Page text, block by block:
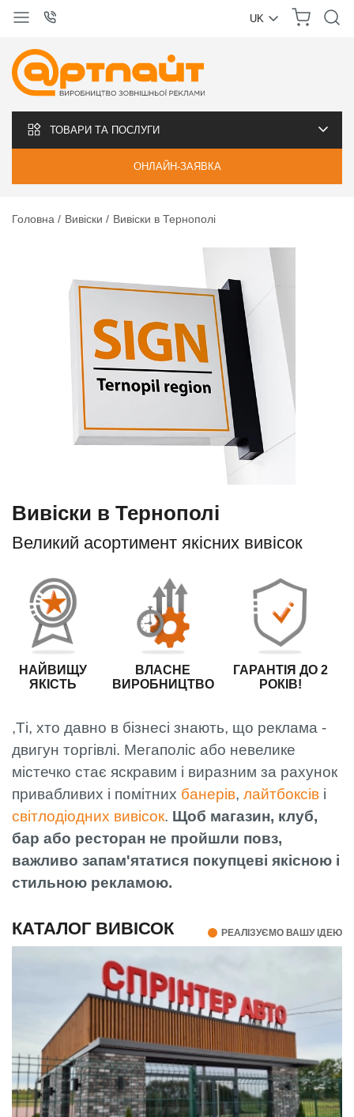
UK
ТОВАРИ ТА ПОСЛУГИ
ОНЛАЙН-ЗАЯВКА
Головна Вивіски Вивіски в Тернополі
Вивіски в Тернополі
Великий асортимент якісних вивісок
НАЙВИЩУ
ЯКІСТЬ
ВЛАСНЕ
ВИРОБНИЦТВО
ГАРАНТІЯ ДО 2
РОКІВ!
,Ті, хто давно в бізнесі знають, що реклама -
двигун торгівлі. Мегаполіс або невелике
містечко стає яскравим і виразним за рахунок
привабливих і помітних банерів, лайтбоксів і
світлодіодних вивісок. Щоб магазин, клуб,
бар або ресторан не пройшли повз,
важливо запам'ятатися покупцеві якісною і
стильною рекламою.
КАТАЛОГ ВИВІСОК РЕАЛІЗУЄМО ВАШУ ІДЕЮ